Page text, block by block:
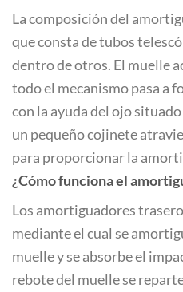
La composición del
que consta de tubos
dentro de otros. El muelle
todo el mecanismo pasa a
con la ayuda del ojo situado
un pequeño cojinete
para proporcionar la
¿Cómo funciona el
Los amortiguadores
mediante el cual se
muelle y se absorbe el
rebote del muelle se